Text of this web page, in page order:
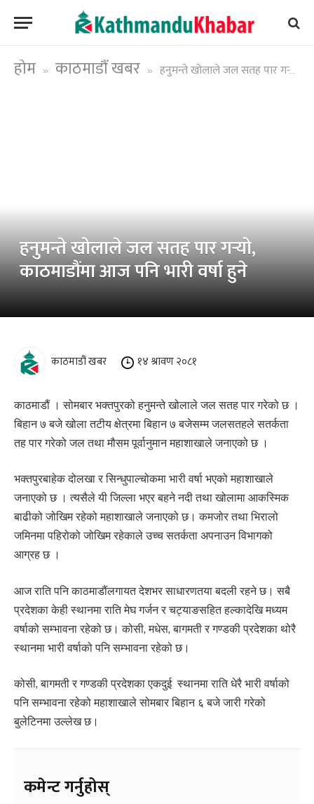
होम » काठमाडौं खबर » हनुमन्ते खोलाले जल सतह पार गर्‍यो, काठमाडौंमा आज पनि भारी वर्षा हुने
हनुमन्ते खोलाले जल सतह पार गर्‍यो,
काठमाडौंमा आज पनि भारी वर्षा हुने
काठमाडौं खबर १४ श्रावण २०८१
काठमाडौं । सोमबार भक्तपुरको हनुमन्ते खोलाले जल सतह पार गरेको छ ।
बिहान ७ बजे खोला तटीय क्षेत्रमा बिहान ७ बजेसम्म जलसतहले सतर्कता
तह पार गरेको जल तथा मौसम पूर्वानुमान महाशाखाले जनाएको छ ।
भक्तपुरबाहेक दोलखा र सिन्धुपाल्चोकमा भारी वर्षा भएको महाशाखाले
जनाएको छ । त्यसैले यी जिल्ला भएर बहने नदी तथा खोलामा आकस्मिक
बाढीको जोखिम रहेको महाशाखाले जनाएको छ। कमजोर तथा भिरालो
जमिनमा पहिरोको जोखिम रहेकाले उच्च सतर्कता अपनाउन विभागको
आग्रह छ ।
आज राति पनि काठमाडौंलगायत देशभर साधारणतया बदली रहने छ। सबै
प्रदेशका केही स्थानमा राति मेघ गर्जन र चट्याङसहित हल्कादेखि मध्यम
वर्षाको सम्भावना रहेको छ। कोसी, मधेस, बागमती र गण्डकी प्रदेशका थोरै
स्थानमा भारी वर्षाको पनि सम्भावना रहेको छ।
कोसी, बागमती र गण्डकी प्रदेशका एकदुई स्थानमा राति धेरै भारी वर्षाको
पनि सम्भावना रहेको महाशाखाले सोमबार बिहान ६ बजे जारी गरेको
बुलेटिनमा उल्लेख छ।
कमेन्ट गर्नुहोस्